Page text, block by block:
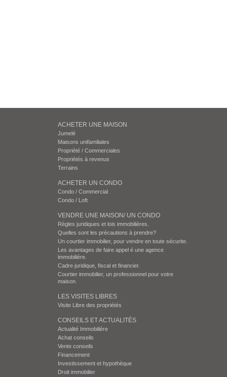
ACHETER UNE MAISON
Jumelé
Maisons unifamiliales
Propriété / Commerciales
Propriétés à revenus
Terrains
ACHETER UN CONDO
Condo / Commercial
Condo / Loft
VENDRE UNE MAISON/ UN CONDO
Règles juridiques et lois immobilières.
Quelles sont les précautions à prendre?
Un courtier immobilier, pour vendre en toute sécurite.
Les avantages de faire appel é une agence
immobilière.
Cadre juridique, fiscal et financier.
Courtier immobilier, un professionnel pour votre
maison.
LES VISITES LIBRES
Visite Libre des propriétés
CONSEILS ET ACTUALITÉS
Actualité Immobilière
Achat conseils
Vente conseils
Financement
Investissement et hypothèque
Droit immobilier